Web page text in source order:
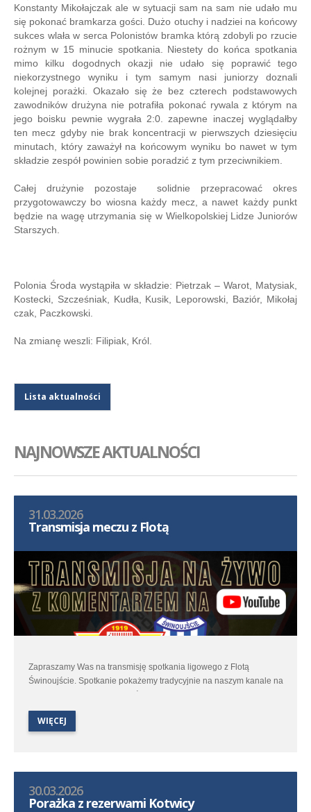
Konstanty Mikołajczak ale w sytuacji sam na sam nie udało mu
się pokonać bramkarza gości. Dużo otuchy i nadziei na końcowy
sukces wlała w serca Polonistów bramka którą zdobyli po rzucie
rożnym w 15 minucie spotkania. Niestety do końca spotkania
mimo kilku dogodnych okazji nie udało się poprawić tego
niekorzystnego wyniku i tym samym nasi juniorzy doznali
kolejnej porażki. Okazało się że bez czterech podstawowych
zawodników drużyna nie potrafiła pokonać rywala z którym na
jego boisku pewnie wygrała 2:0. zapewne inaczej wyglądałby
ten mecz gdyby nie brak koncentracji w pierwszych dziesięciu
minutach, który zaważył na końcowym wyniku bo nawet w tym
składzie zespół powinien sobie poradzić z tym przeciwnikiem.
Całej drużynie pozostaje solidnie przepracować okres
przygotowawczy bo wiosna każdy mecz, a nawet każdy punkt
będzie na wagę utrzymania się w Wielkopolskiej Lidze Juniorów
Starszych.
Polonia Środa wystąpiła w składzie: Pietrzak – Warot, Matysiak,
Kostecki, Szcześniak, Kudła, Kusik, Leporowski, Baziór, Mikołaj
czak, Paczkowski.
Na zmianę weszli: Filipiak, Król.
Lista aktualności
NAJNOWSZE AKTUALNOŚCI
31.03.2026
Transmisja meczu z Flotą
Zapraszamy Was na transmisję spotkania ligowego z Flotą
Świnoujście. Spotkanie pokażemy tradycyjnie na naszym kanale na
You Tube. Start transmisji w środę 1 kwietnia o godzinie 16:50.
Transmisja oczywiście z komentarzem.
WIĘCEJ
30.03.2026
Porażka z rezerwami Kotwicy